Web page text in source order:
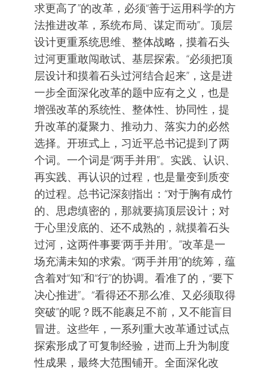
求更高了”的改革，必须“善于运用科学的方
法推进改革，系统布局、谋定而动”。顶层
设计更重系统思维、整体战略，摸着石头
过河更重敢闯敢试、基层探索。“必须把顶
层设计和摸着石头过河结合起来”，这是进
一步全面深化改革的题中应有之义，也是
增强改革的系统性、整体性、协同性，提
升改革的凝聚力、推动力、落实力的必然
选择。开班式上，习近平总书记提到了两
个词。一个词是“两手并用”。实践、认识、
再实践、再认识的过程，也是量变到质变
的过程。总书记深刻指出：“对于胸有成竹
的、思虑缜密的，那就要搞顶层设计；对
于心里没底的、还不成熟的，就摸着石头
过河，这两件事要‘两手并用’。”改革是一
场充满未知的求索。“两手并用”的统筹，蕴
含着对“知”和“行”的协调。看准了的，“要下
决心推进”。“看得还不那么准、又必须取得
突破”的呢？既不能裹足不前，又不能盲目
冒进。这些年，一系列重大改革通过试点
探索形成了可复制经验，进而上升为制度
性成果，最终大范围铺开。全面深化改